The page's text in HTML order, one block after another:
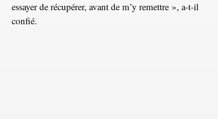
essayer de récupérer, avant de m’y remettre », a-t-il
confié.